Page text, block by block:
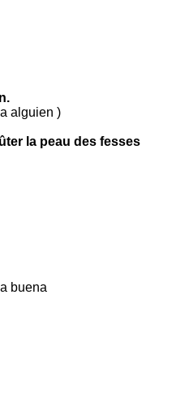
alguien )
la peau des fesses
buena